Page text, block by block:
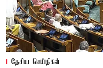
தேசிய செய்திகள்